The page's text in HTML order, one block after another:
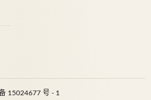
15024677 号 - 1